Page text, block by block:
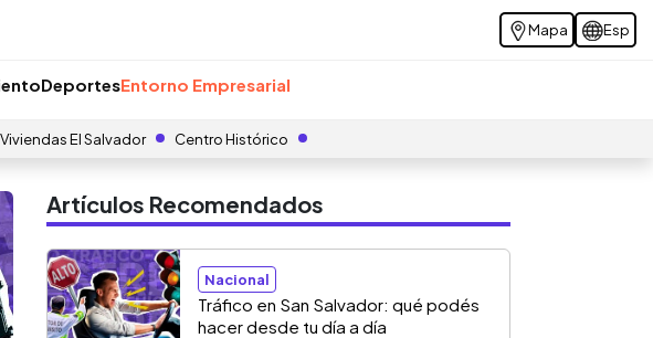
Mapa Esp
DeportesEntorno Empresarial
Viviendas El Salvador Centro Histórico
Artículos Recomendados
Nacional
Tráfico en San Salvador: qué podés
hacer desde tu día a día